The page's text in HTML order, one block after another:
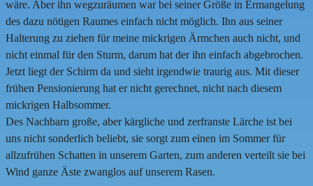
wäre. Aber ihn wegzuräumen war bei seiner Größe in Ermangelung
des dazu nötigen Raumes einfach nicht möglich. Ihn aus seiner
Halterung zu ziehen für meine mickrigen Ärmchen auch nicht, und
nicht einmal für den Sturm, darum hat der ihn einfach abgebrochen.
Jetzt liegt der Schirm da und sieht irgendwie traurig aus. Mit dieser
frühen Pensionierung hat er nicht gerechnet, nicht nach diesem
mickrigen Halbsommer.
Des Nachbarn große, aber kärgliche und zerfranste Lärche ist bei
uns nicht sonderlich beliebt, sie sorgt zum einen im Sommer für
allzufrühen Schatten in unserem Garten, zum anderen verteilt sie bei
Wind ganze Äste zwanglos auf unserem Rasen.